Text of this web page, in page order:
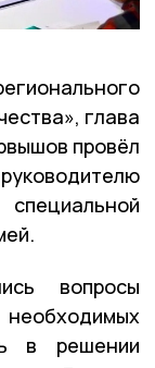
глава
провёл
вопросы
в решении